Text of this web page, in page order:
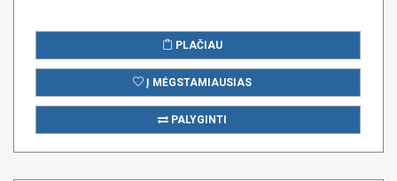
PLAČIAU
Į MĖGSTAMIAUSIAS
PALYGINTI